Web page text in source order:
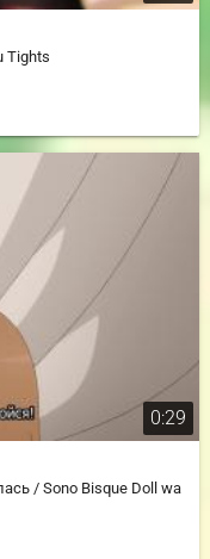
Tights
0:29
/ Sono Bisque Doll wa